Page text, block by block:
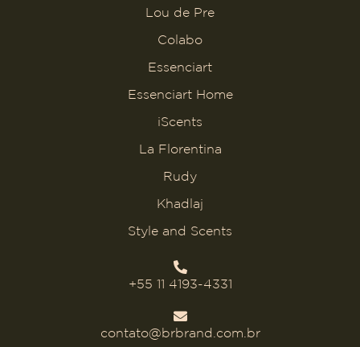
Lou de Pre
Colabo
Essenciart
Essenciart Home
iScents
La Florentina
Rudy
Khadlaj
Style and Scents
+55 11 4193-4331
contato@brbrand.com.br